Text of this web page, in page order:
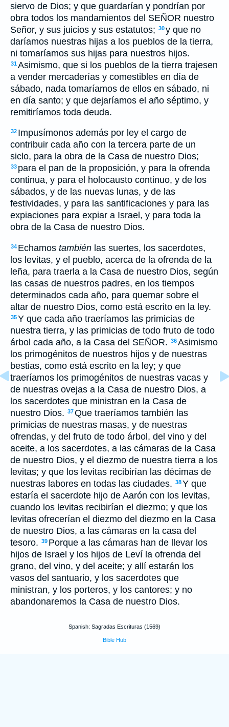
siervo de Dios; y que guardarían y pondrían por
obra todos los mandamientos del SEÑOR nuestro
Señor, y sus juicios y sus estatutos; 30y que no
daríamos nuestras hijas a los pueblos de la tierra,
ni tomaríamos sus hijas para nuestros hijos.
31Asimismo, que si los pueblos de la tierra trajesen
a vender mercaderías y comestibles en día de
sábado, nada tomaríamos de ellos en sábado, ni
en día santo; y que dejaríamos el año séptimo, y
remitiríamos toda deuda.
32 Impusímonos además por ley el cargo de
contribuir cada año con la tercera parte de un
siclo, para la obra de la Casa de nuestro Dios;
33 para el pan de la proposición, y para la ofrenda
continua, y para el holocausto continuo, y de los
sábados, y de las nuevas lunas, y de las
festividades, y para las santificaciones y para las
expiaciones para expiar a Israel, y para toda la
obra de la Casa de nuestro Dios.
34 Echamos también las suertes, los sacerdotes,
los levitas, y el pueblo, acerca de la ofrenda de la
leña, para traerla a la Casa de nuestro Dios, según
las casas de nuestros padres, en los tiempos
determinados cada año, para quemar sobre el
altar de nuestro Dios, como está escrito en la ley.
35Y que cada año traeríamos las primicias de
nuestra tierra, y las primicias de todo fruto de todo
árbol cada año, a la Casa del SEÑOR. 36Asimismo
los primogénitos de nuestros hijos y de nuestras
bestias, como está escrito en la ley; y que
traeríamos los primogénitos de nuestras vacas y
de nuestras ovejas a la Casa de nuestro Dios, a
los sacerdotes que ministran en la Casa de
nuestro Dios. 37Que traeríamos también las
primicias de nuestras masas, y de nuestras
ofrendas, y del fruto de todo árbol, del vino y del
aceite, a los sacerdotes, a las cámaras de la Casa
de nuestro Dios, y el diezmo de nuestra tierra a los
levitas; y que los levitas recibirían las décimas de
nuestras labores en todas las ciudades. 38Y que
estaría el sacerdote hijo de Aarón con los levitas,
cuando los levitas recibirían el diezmo; y que los
levitas ofrecerían el diezmo del diezmo en la Casa
de nuestro Dios, a las cámaras en la casa del
tesoro. 39 Porque a las cámaras han de llevar los
hijos de Israel y los hijos de Leví la ofrenda del
grano, del vino, y del aceite; y allí estarán los
vasos del santuario, y los sacerdotes que
ministran, y los porteros, y los cantores; y no
abandonaremos la Casa de nuestro Dios.
Spanish: Sagradas Escrituras (1569)
Bible Hub